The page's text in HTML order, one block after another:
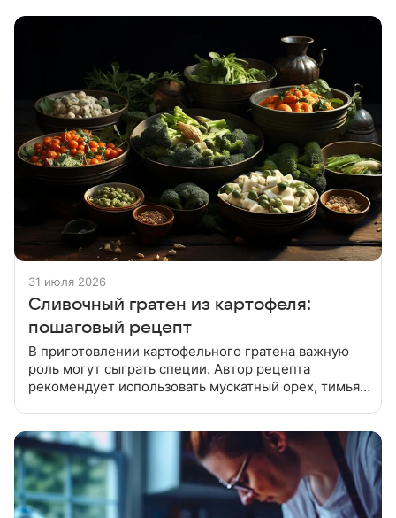
31 июля 2026
Сливочный гратен из картофеля:
пошаговый рецепт
В приготовлении картофельного гратена важную
роль могут сыграть специи. Автор рецепта
рекомендует использовать мускатный орех, тимьян